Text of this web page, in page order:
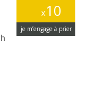
x10
je m’engage à prier